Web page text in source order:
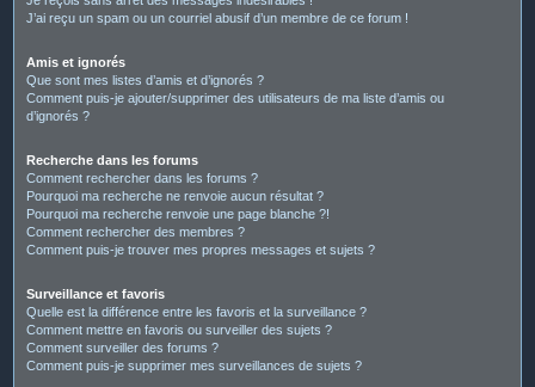
J’ai reçu un spam ou un courriel abusif d’un membre de ce forum !
Amis et ignorés
Que sont mes listes d’amis et d’ignorés ?
Comment puis-je ajouter/supprimer des utilisateurs de ma liste d’amis ou
d’ignorés ?
Recherche dans les forums
Comment rechercher dans les forums ?
Pourquoi ma recherche ne renvoie aucun résultat ?
Pourquoi ma recherche renvoie une page blanche ?!
Comment rechercher des membres ?
Comment puis-je trouver mes propres messages et sujets ?
Surveillance et favoris
Quelle est la différence entre les favoris et la surveillance ?
Comment mettre en favoris ou surveiller des sujets ?
Comment surveiller des forums ?
Comment puis-je supprimer mes surveillances de sujets ?